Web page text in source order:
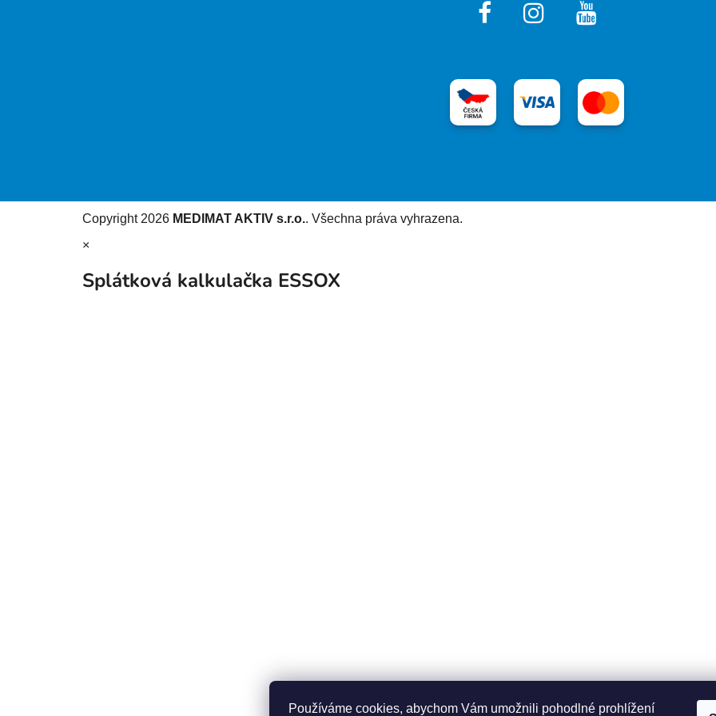
Používáme cookies, abychom Vám umožnili pohodlné prohlížení
Copyright 2026 MEDIMAT AKTIV s.r.o.. Všechna práva vyhrazena.
×
Splátková kalkulačka ESSOX